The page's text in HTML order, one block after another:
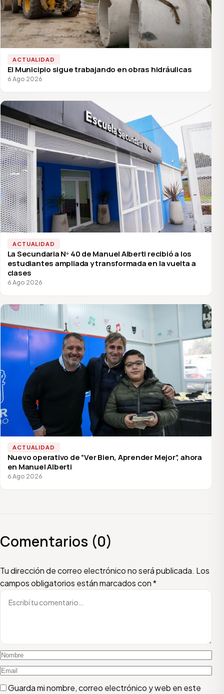
ACTUALIDAD
El Municipio sigue trabajando en obras hidráulicas
6 Ago 2026
ACTUALIDAD
La Secundaria Nº 40 de Manuel Alberti recibió a los
estudiantes ampliada y transformada en la vuelta a
clases
6 Ago 2026
ACTUALIDAD
Nuevo operativo de “Ver Bien, Aprender Mejor”, ahora
en Manuel Alberti
6 Ago 2026
Comentarios (0)
Tu dirección de correo electrónico no será publicada. Los
campos obligatorios están marcados con*
Escribí tu comentario
Nombre
Email
Guarda mi nombre, correo electrónico y web en este